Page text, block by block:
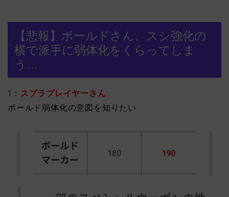
【悲報】ボールドさん、スシ強化の
横で派手に弱体化をくらってしま
う…
1： スプラプレイヤーさん
ボールド弱体化の意図を知りたい